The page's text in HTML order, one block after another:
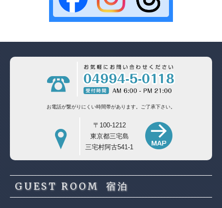
お電話が繋がりにくい時間帯があります。 ご了承下さい。
〒100-1212
東京都三宅島
三宅村阿古541-1
GUEST ROOM 宿泊